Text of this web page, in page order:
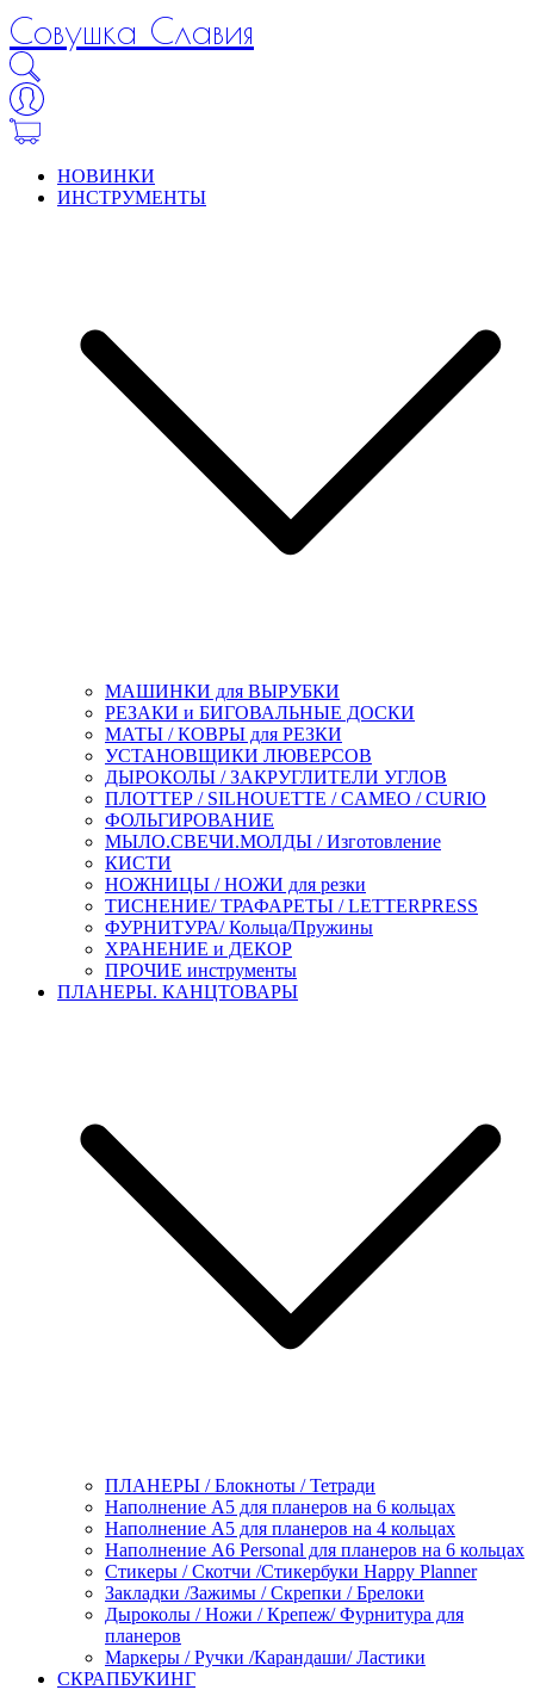
Совушка Славия
НОВИНКИ
ИНСТРУМЕНТЫ
МАШИНКИ для ВЫРУБКИ
РЕЗАКИ и БИГОВАЛЬНЫЕ ДОСКИ
МАТЫ / КОВРЫ для РЕЗКИ
УСТАНОВЩИКИ ЛЮВЕРСОВ
ДЫРОКОЛЫ / ЗАКРУГЛИТЕЛИ УГЛОВ
ПЛОТТЕР / SILHOUETTE / CAMEO / CURIO
ФОЛЬГИРОВАНИЕ
МЫЛО.СВЕЧИ.МОЛДЫ / Изготовление
КИСТИ
НОЖНИЦЫ / НОЖИ для резки
ТИСНЕНИЕ/ ТРАФАРЕТЫ / LETTERPRESS
ФУРНИТУРА/ Кольца/Пружины
ХРАНЕНИЕ и ДЕКОР
ПРОЧИЕ инструменты
ПЛАНЕРЫ. КАНЦТОВАРЫ
ПЛАНЕРЫ / Блокноты / Тетради
Наполнение А5 для планеров на 6 кольцах
Наполнение А5 для планеров на 4 кольцах
Наполнение А6 Personal для планеров на 6 кольцах
Стикеры / Скотчи /Стикербуки Happy Planner
Закладки /Зажимы / Скрепки / Брелоки
Дыроколы / Ножи / Крепеж/ Фурнитура для
планеров
Маркеры / Ручки /Карандаши/ Ластики
СКРАПБУКИНГ